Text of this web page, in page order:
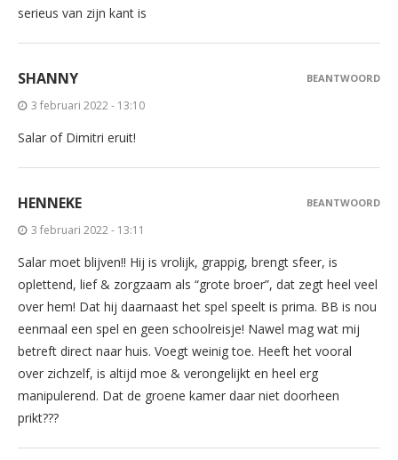
serieus van zijn kant is
SHANNY
3 februari 2022 - 13:10
Salar of Dimitri eruit!
BEANTWOORD
HENNEKE
3 februari 2022 - 13:11
Salar moet blijven!! Hij is vrolijk, grappig, brengt sfeer, is
oplettend, lief & zorgzaam als “grote broer”, dat zegt heel veel
over hem! Dat hij daarnaast het spel speelt is prima. BB is nou
eenmaal een spel en geen schoolreisje! Nawel mag wat mij
betreft direct naar huis. Voegt weinig toe. Heeft het vooral
over zichzelf, is altijd moe & verongelijkt en heel erg
manipulerend. Dat de groene kamer daar niet doorheen
prikt???
BEANTWOORD